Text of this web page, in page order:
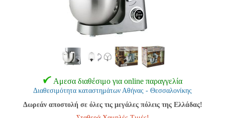
Αμεσα διαθέσιμο για online παραγγελία
Διαθεσιμότητα καταστημάτων Αθήνας - Θεσσαλονίκης
Δωρεάν αποστολή σε όλες τις μεγάλες πόλεις της Ελλάδας!